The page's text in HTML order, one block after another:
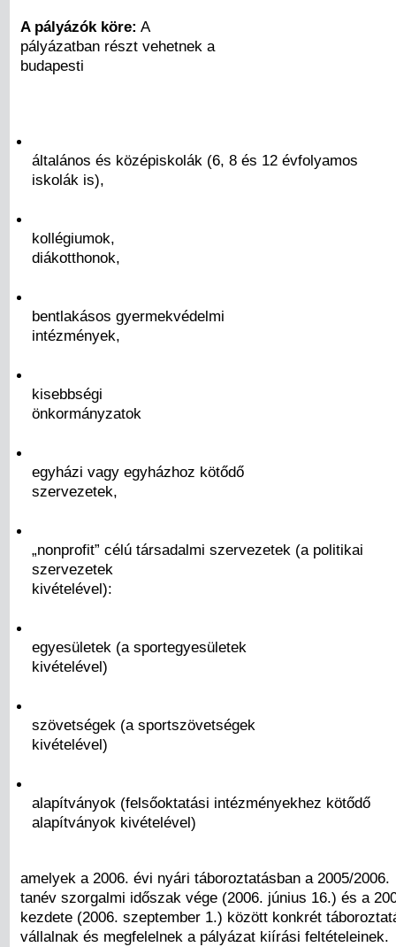
A pályázók köre: A
pályázatban részt vehetnek a
budapesti
általános és középiskolák (6, 8 és 12 évfolyamos
iskolák is),
kollégiumok,
diákotthonok,
bentlakásos gyermekvédelmi
intézmények,
kisebbségi
önkormányzatok
egyházi vagy egyházhoz kötődő
szervezetek,
„nonprofit” célú társadalmi szervezetek (a politikai
szervezetek
kivételével):
egyesületek (a sportegyesületek
kivételével)
szövetségek (a sportszövetségek
kivételével)
alapítványok (felsőoktatási intézményekhez kötődő
alapítványok kivételével)
amelyek a 2006. évi nyári táboroztatásban a 2005/2006.
tanév szorgalmi időszak vége (2006. június 16.) és a
kezdete (2006. szeptember 1.) között konkrét
vállalnak és megfelelnek a pályázat kiírási feltételeinek.